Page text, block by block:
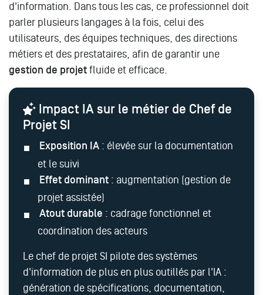
d'information. Dans tous les cas, ce professionnel doit
parler plusieurs langages à la fois, celui des
utilisateurs, des équipes techniques, des directions
métiers et des prestataires, afin de garantir une
gestion de projet fluide et efficace.
Impact IA sur le métier de Chef de
Projet SI
Exposition IA : élevée sur la documentation
et le suivi
Effet dominant : augmentation (gestion de
projet assistée)
Atout durable : cadrage fonctionnel et
coordination des acteurs
Le chef de projet SI pilote des systèmes
d'information de plus en plus outillés par l'IA :
génération de spécifications, documentation,